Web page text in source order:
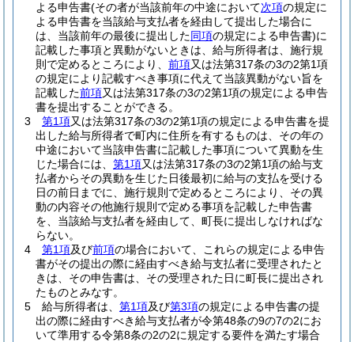
よる申告書(その者が当該前年の中途において次項の規定に
よる申告書を当該給与支払者を経由して提出した場合に
は、当該前年の最後に提出した同項の規定による申告書)に
記載した事項と異動がないときは、給与所得者は、施行規
則で定めるところにより、 前項又は法第317条の3の2第1項
の規定により記載すべき事項に代えて当該異動がない旨を
記載した前項又は法第317条の3の2第1項の規定による申告
書を提出することができる。
3
第1項又は法第317条の3の2第1項の規定による申告書を提
出した給与所得者で町内に住所を有するものは、その年の
中途において当該申告書に記載した事項について異動を生
じた場合には、 第1項又は法第317条の3の2第1項の給与支
払者からその異動を生じた日後最初に給与の支払を受ける
日の前日までに、施行規則で定めるところにより、その異
動の内容その他施行規則で定める事項を記載した申告書
を、当該給与支払者を経由して、町長に提出しなければな
らない。
4
第1項及び前項の場合において、これらの規定による申告
書がその提出の際に経由すべき給与支払者に受理されたと
きは、その申告書は、その受理された日に町長に提出され
たものとみなす。
5
給与所得者は、 第1項及び第3項の規定による申告書の提
出の際に経由すべき給与支払者が令第48条の9の7の2にお
いて準用する令第8条の2の2に規定する要件を満たす場合